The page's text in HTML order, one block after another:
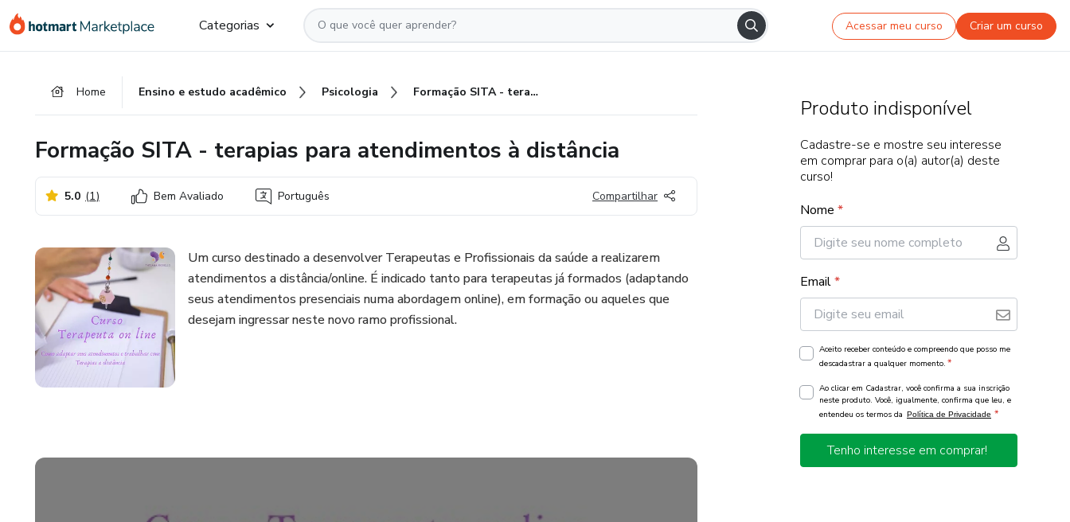
para
para
para
Categorias Acessar meu curso Criar um curso
Home Ensino e estudo acadêmico Psicologia Formação SITA - terapias para atendimentos à distância
Formação SITA - terapias para atendimentos à distância
5.0 (1) Bem Avaliado Português Compartilhar
Um curso destinado a desenvolver Terapeutas e Profissionais da saúde a realizarem
atendimentos a distância/online. É indicado tanto para terapeutas já formados (adaptando
seus atendimentos presenciais numa abordagem online), em formação ou aqueles que
desejam ingressar neste novo ramo profissional.
Produto indisponível
Cadastre-se e mostre seu interesse
em comprar para o(a) autor(a) deste
curso!
Nome *
Email*
Aceito receber conteúdo e compreendo que posso me
descadastrar a qualquer momento. *
Ao clicar em Cadastrar, você confirma a sua inscrição
neste produto. Você, igualmente, confirma que leu, e
entendeu os termos da Política de Privacidade *
Tenho interesse em comprar!